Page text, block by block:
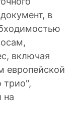
в
включая
европейской
трио",
на